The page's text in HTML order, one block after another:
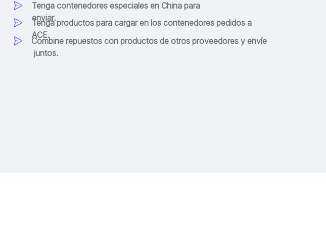
Tenga contenedores especiales en China para
enviar.
Tenga productos para cargar en los contenedores pedidos a
ACE.
Combine repuestos con productos de otros proveedores y envíe
juntos.